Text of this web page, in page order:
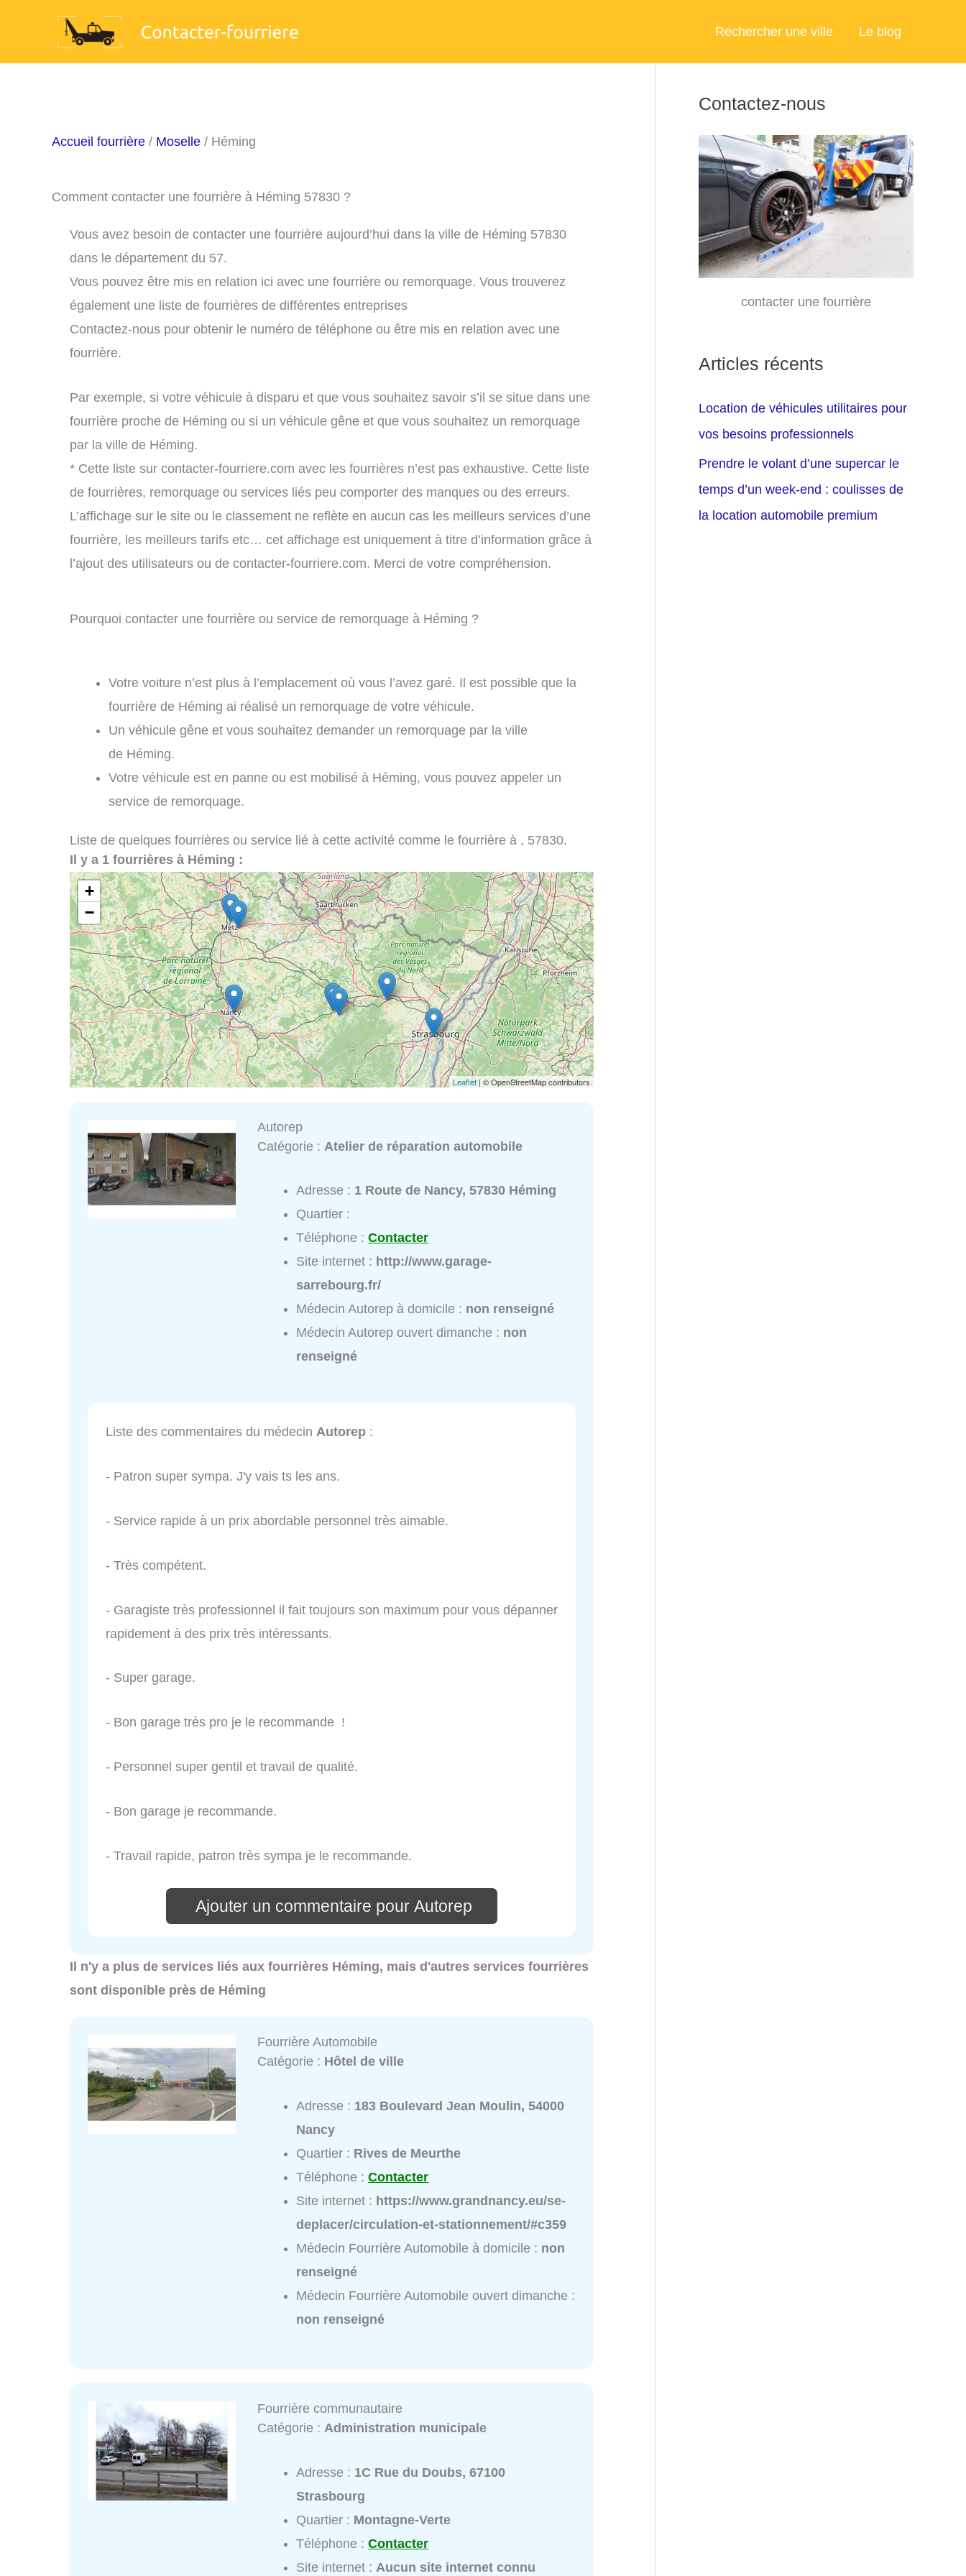
Rechercher une ville Le blog
Accueil fourrière / Moselle / Héming
Comment contacter une fourrière à Héming 57830 ?
Vous avez besoin de contacter une fourrière aujourd’hui dans la ville de Héming 57830
dans le département du 57.
Vous pouvez être mis en relation ici avec une fourrière ou remorquage. Vous trouverez
également une liste de fourrières de différentes entreprises
Contactez-nous pour obtenir le numéro de téléphone ou être mis en relation avec une
fourrière.
Par exemple, si votre véhicule à disparu et que vous souhaitez savoir s’il se situe dans une
fourrière proche de Héming ou si un véhicule gêne et que vous souhaitez un remorquage
par la ville de Héming.
* Cette liste sur contacter-fourriere.com avec les fourrières n’est pas exhaustive. Cette liste
de fourrières, remorquage ou services liés peu comporter des manques ou des erreurs.
L’affichage sur le site ou le classement ne reflète en aucun cas les meilleurs services d’une
fourrière, les meilleurs tarifs etc… cet affichage est uniquement à titre d’information grâce à
l’ajout des utilisateurs ou de contacter-fourriere.com. Merci de votre compréhension.
Pourquoi contacter une fourrière ou service de remorquage à Héming ?
Votre voiture n’est plus à l’emplacement où vous l’avez garé. Il est possible que la
fourrière de Héming ai réalisé un remorquage de votre véhicule.
Un véhicule gêne et vous souhaitez demander un remorquage par la ville
de Héming.
Votre véhicule est en panne ou est mobilisé à Héming, vous pouvez appeler un
service de remorquage.
Liste de quelques fourrières ou service lié à cette activité comme le fourrière à , 57830.
Il y a 1 fourrières à Héming :
+
−
Leaflet| © OpenStreetMap contributors
Autorep
Catégorie : Atelier de réparation automobile
Adresse : 1 Route de Nancy, 57830 Héming
Quartier :
Téléphone :Contacter
Site internet : http://www.garage-
sarrebourg.fr/
Médecin Autorep à domicile : non renseigné
Médecin Autorep ouvert dimanche : non
renseigné
Liste des commentaires du médecin Autorep :
- Patron super sympa. J'y vais ts les ans.
- Service rapide à un prix abordable personnel très aimable.
- Très compétent.
- Garagiste très professionnel il fait toujours son maximum pour vous dépanner
rapidement à des prix très intéressants.
- Super garage.
- Bon garage très pro je le recommande !
- Personnel super gentil et travail de qualité.
- Bon garage je recommande.
- Travail rapide, patron très sympa je le recommande.
Ajouter un commentaire pour Autorep
Il n'y a plus de services liés aux fourrières Héming, mais d'autres services fourrières
sont disponible près de Héming
Fourrière Automobile
Catégorie : Hôtel de ville
Adresse : 183 Boulevard Jean Moulin, 54000
Nancy
Quartier : Rives de Meurthe
Téléphone :Contacter
Site internet : https://www.grandnancy.eu/se-
deplacer/circulation-et-stationnement/#c359
Médecin Fourrière Automobile à domicile : non
renseigné
Médecin Fourrière Automobile ouvert dimanche :
non renseigné
Fourrière communautaire
Catégorie : Administration municipale
Adresse : 1C Rue du Doubs, 67100
Strasbourg
Quartier : Montagne-Verte
Téléphone :Contacter
Site internet : Aucun site internet connu
Contactez-nous
contacter une fourrière
Articles récents
Location de véhicules utilitaires pour
vos besoins professionnels
Prendre le volant d’une supercar le
temps d’un week-end : coulisses de
la location automobile premium